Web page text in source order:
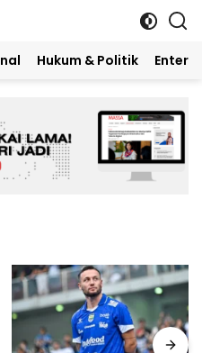
Hukum & Politik